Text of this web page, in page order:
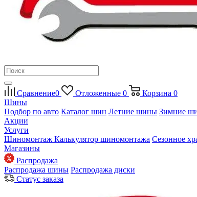
Сравнение0 Отложенные 0 Корзина 0
Шины
Подбор по авто Каталог шин Летние шины Зимние
Акции
Услуги
Шиномонтаж Калькулятор шиномонтажа Сезонное
Магазины
Распродажа
Распродажа шины Распродажа диски
Статус заказа